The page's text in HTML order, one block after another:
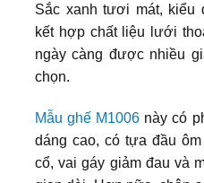
Sắc xanh tươi mát, kiểu
kết hợp chất liệu lưới
ngày càng được nhiều
chọn.
Mẫu ghế M1006 này có
dáng cao, có tựa đầu
cổ, vai gáy giảm đau và